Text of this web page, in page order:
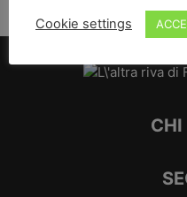
CHI
Cookie settings